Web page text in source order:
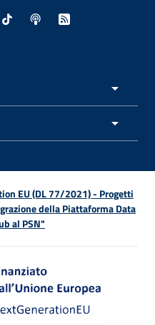
in nuova finestra
in nuova finestra
esterno - Apertura in
Sito esterno - Apertura in
- Sito esterno -
TikTok - Sito esterno -
Spreaker - Sito
Feed RSS -
EU (DL 77/2021) - Progetti
della Piattaforma Data
al PSN"